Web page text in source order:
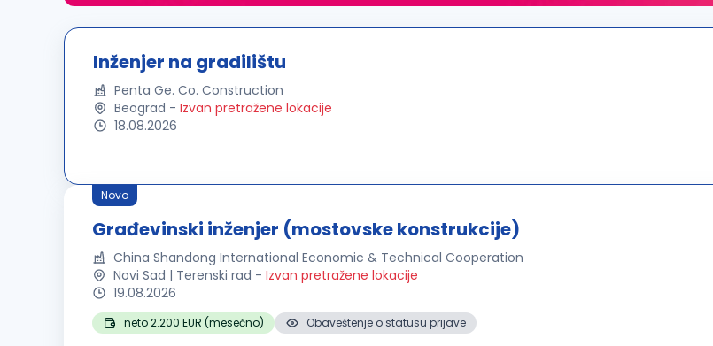
Inženjer na gradilištu
Penta Ge. Co. Construction
Beograd - Izvan pretražene lokacije
18.08.2026
Novo
Građevinski inženjer (mostovske konstrukcije)
China Shandong International Economic & Technical Cooperation
Novi Sad | Terenski rad - Izvan pretražene lokacije
19.08.2026
neto 2.200 EUR (mesečno)
Obaveštenje o statusu prijave